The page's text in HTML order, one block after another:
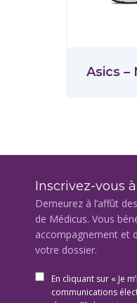
Asics –
Inscrivez-vous
Demeurez à l’affût
de Médicus. Vous
accompagnement et
votre dossier.
En cliquant sur « Je
communications